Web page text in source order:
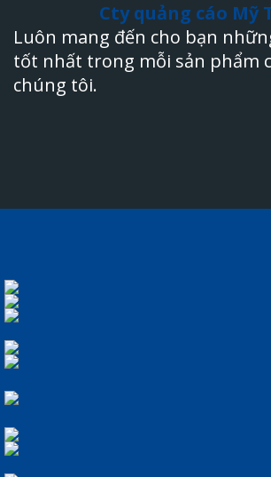
Cty quảng cáo Mỹ
Luôn mang đến cho bạn
tốt nhất trong mỗi sản phẩm
chúng tôi.